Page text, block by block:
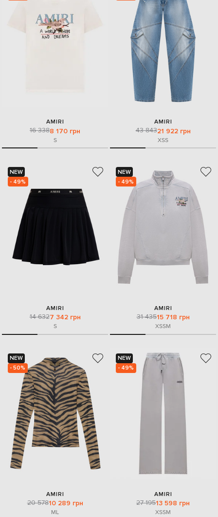
AMIRI
16 3388 170 грн
S
AMIRI
43 84321 922 грн
XSS
NEW
- 49%
AMIRI
14 6327 342 грн
S
NEW
- 49%
AMIRI
31 43515 718 грн
XSSM
NEW
- 50%
AMIRI
20 57810 289 грн
ML
NEW
- 49%
AMIRI
27 19513 598 грн
XSSM